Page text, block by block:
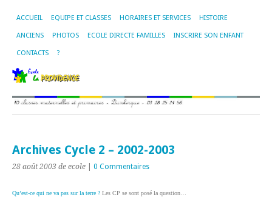
ACCUEIL EQUIPE ET CLASSES HORAIRES ET SERVICES HISTOIRE
ANCIENS PHOTOS ECOLE DIRECTE FAMILLES INSCRIRE SON ENFANT
CONTACTS ?
Archives Cycle 2 – 2002-2003
28 août 2003 de ecole 0 Commentaires
Qu’est-ce qui ne va pas sur la terre ? Les CP se sont posé la question…